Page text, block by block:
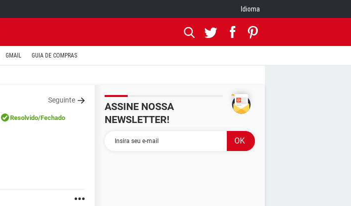
Idioma
GMAIL GUIA DE COMPRAS
Seguinte
Resolvido/Fechado
ASSINE NOSSA
NEWSLETTER!